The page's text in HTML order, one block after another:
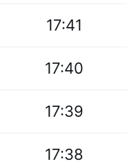
17:41
17:40
17:39
17:38